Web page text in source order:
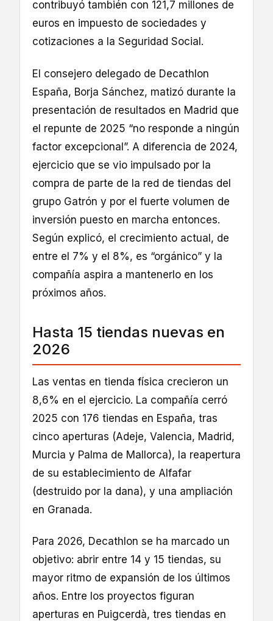
contribuyó también con 121,7 millones de
euros en impuesto de sociedades y
cotizaciones a la Seguridad Social.
El consejero delegado de Decathlon
España, Borja Sánchez, matizó durante la
presentación de resultados en Madrid que
el repunte de 2025 “no responde a ningún
factor excepcional”. A diferencia de 2024,
ejercicio que se vio impulsado por la
compra de parte de la red de tiendas del
grupo Gatrón y por el fuerte volumen de
inversión puesto en marcha entonces.
Según explicó, el crecimiento actual, de
entre el 7% y el 8%, es “orgánico” y la
compañía aspira a mantenerlo en los
próximos años.
Hasta 15 tiendas nuevas en
2026
Las ventas en tienda física crecieron un
8,6% en el ejercicio. La compañía cerró
2025 con 176 tiendas en España, tras
cinco aperturas (Adeje, Valencia, Madrid,
Murcia y Palma de Mallorca), la reapertura
de su establecimiento de Alfafar
(destruido por la dana), y una ampliación
en Granada.
Para 2026, Decathlon se ha marcado un
objetivo: abrir entre 14 y 15 tiendas, su
mayor ritmo de expansión de los últimos
años. Entre los proyectos figuran
aperturas en Puigcerdà, tres tiendas en